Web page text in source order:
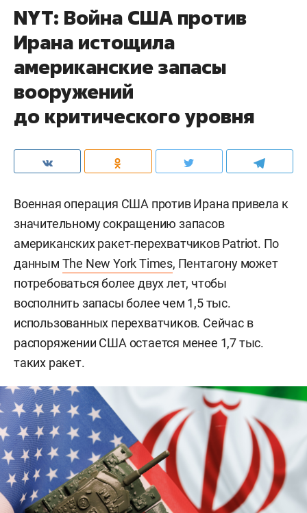
NYT: Война США против
Ирана истощила
американские запасы
вооружений
до критического уровня
Военная операция США против Ирана привела к
значительному сокращению запасов
американских ракет-перехватчиков Patriot. По
данным The New York Times, Пентагону может
потребоваться более двух лет, чтобы
восполнить запасы более чем 1,5 тыс.
использованных перехватчиков. Сейчас в
распоряжении США остается менее 1,7 тыс.
таких ракет.